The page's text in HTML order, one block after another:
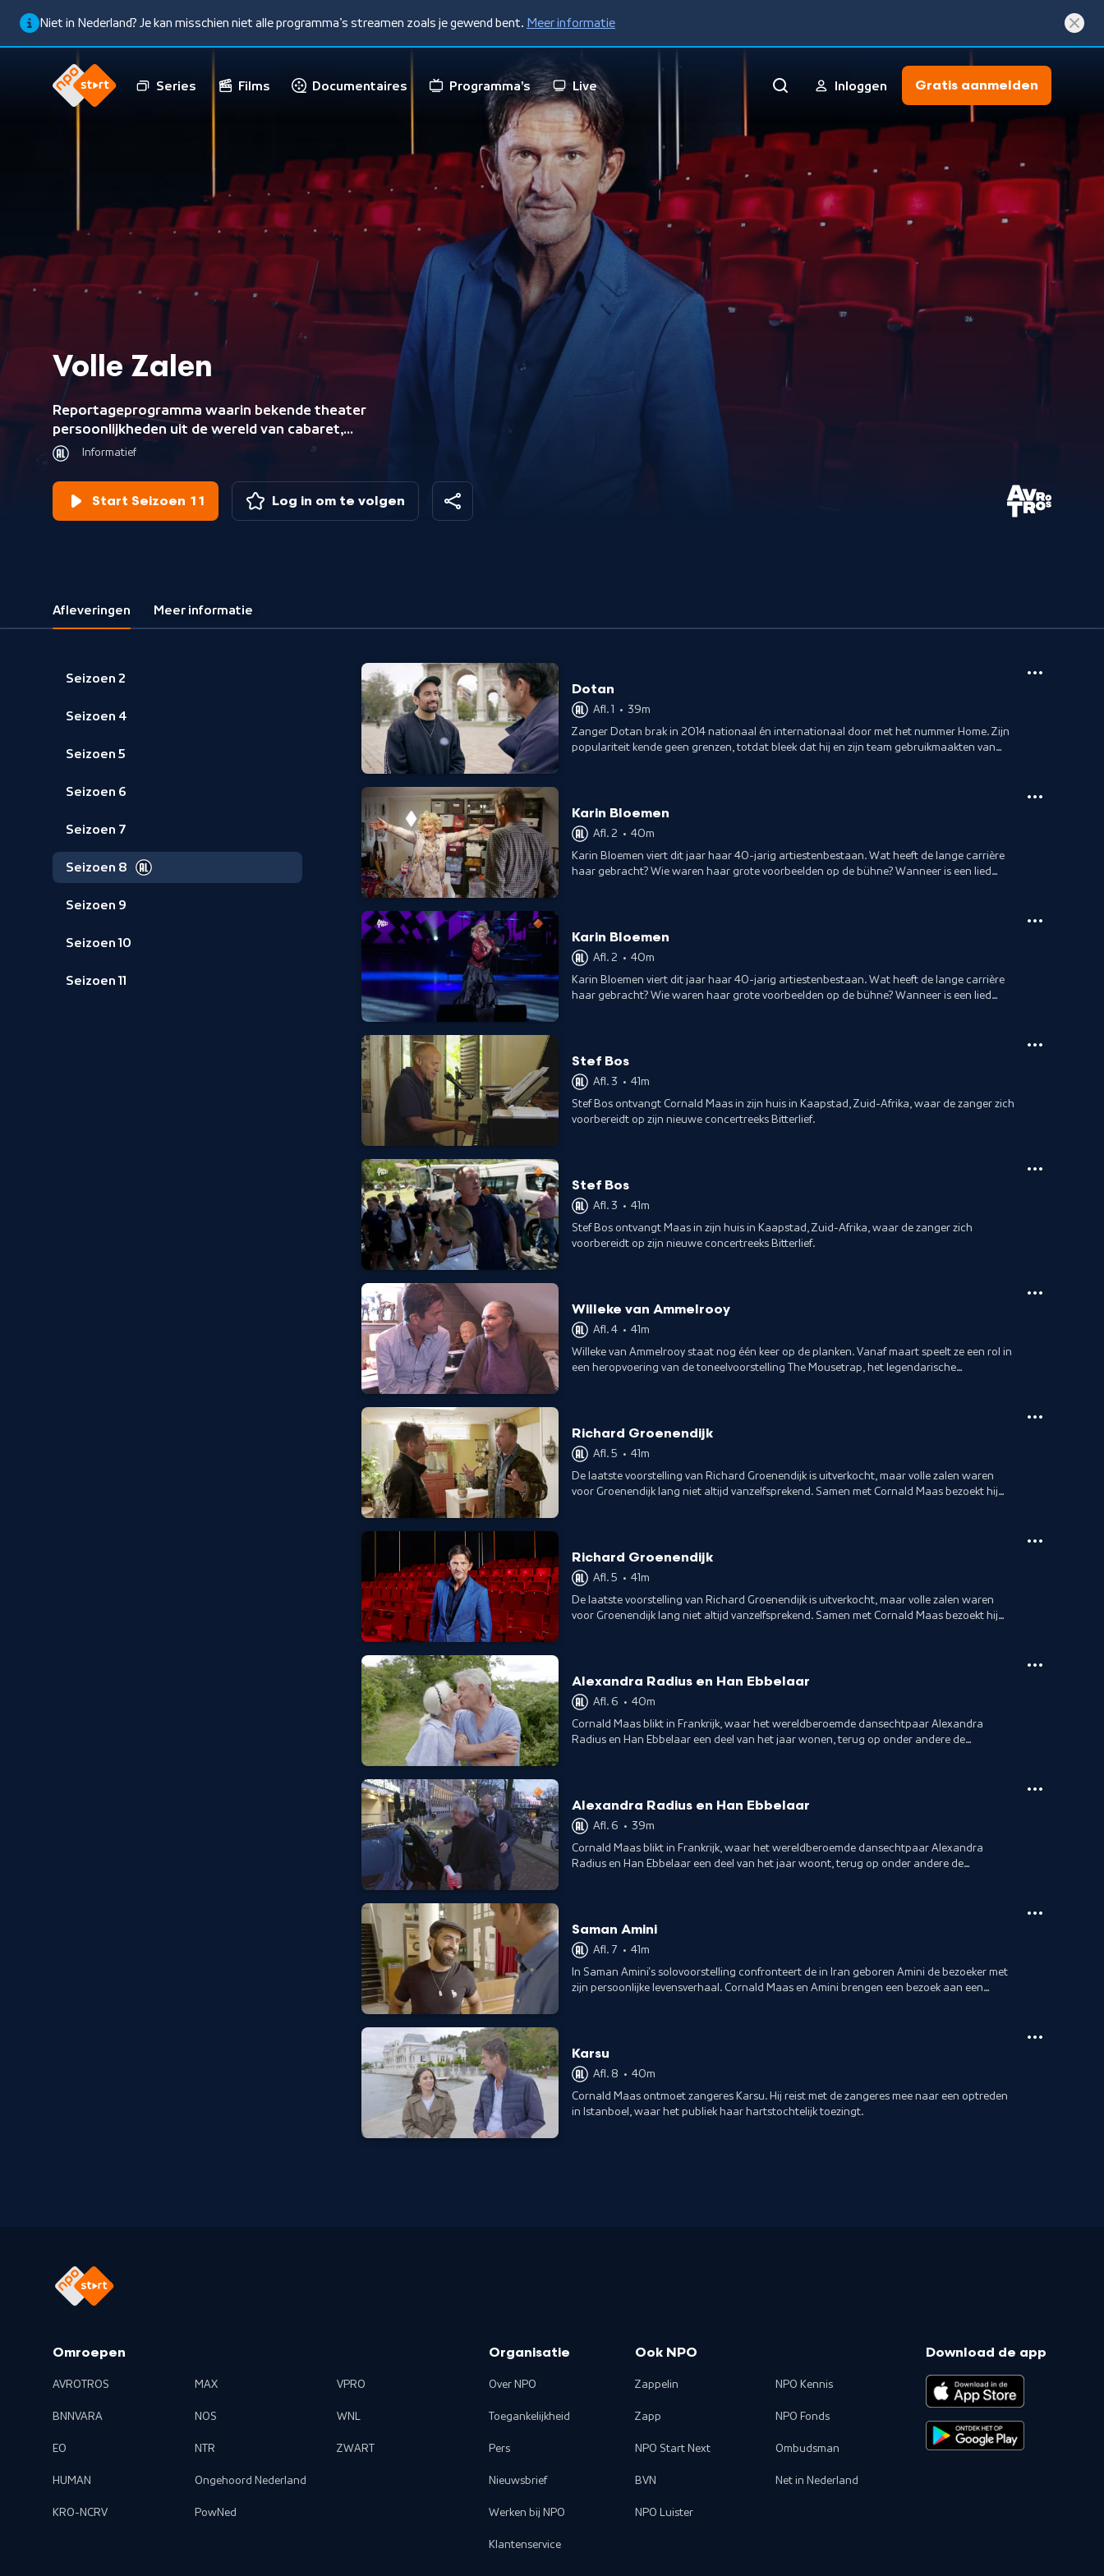
Niet in Nederland? Je kan misschien niet alle programma’s streamen zoals je gewend bent. Meer informatie
Series Films Documentaires Programma's Live Inloggen Gratis aanmelden
Volle Zalen
Reportageprogramma waarin bekende theater
persoonlijkheden uit de wereld van cabaret,
toneel en muziek op bijzondere wijze worden
geportretteerd. Presentatie: Cornald Maas.
Informatief
Start Seizoen 11 Log in om te volgen
Afleveringen Meer informatie
Seizoen 2
Seizoen 4
Seizoen 5
Seizoen 6
Seizoen 7
Seizoen 8
Seizoen 9
Seizoen 10
Seizoen 11
Dotan
Afl. 1 • 39m
Zanger Dotan brak in 2014 nationaal én internationaal door met het nummer Home. Zijn
populariteit kende geen grenzen, totdat bleek dat hij en zijn team gebruikmaakten van
Karin Bloemen
Afl. 2 • 40m
Karin Bloemen viert dit jaar haar 40-jarig artiestenbestaan. Wat heeft de lange carrière
haar gebracht? Wie waren haar grote voorbeelden op de bühne? Wanneer is een lied
Karin Bloemen
Afl. 2 • 40m
Karin Bloemen viert dit jaar haar 40-jarig artiestenbestaan. Wat heeft de lange carrière
haar gebracht? Wie waren haar grote voorbeelden op de bühne? Wanneer is een lied
Stef Bos
Afl. 3 • 41m
Stef Bos ontvangt Cornald Maas in zijn huis in Kaapstad, Zuid-Afrika, waar de zanger zich
voorbereidt op zijn nieuwe concertreeks Bitterlief.
Stef Bos
Afl. 3 • 41m
Stef Bos ontvangt Maas in zijn huis in Kaapstad, Zuid-Afrika, waar de zanger zich
voorbereidt op zijn nieuwe concertreeks Bitterlief.
Willeke van Ammelrooy
Afl. 4 • 41m
Willeke van Ammelrooy staat nog één keer op de planken. Vanaf maart speelt ze een rol in
een heropvoering van de toneelvoorstelling The Mousetrap, het legendarische
Richard Groenendijk
Afl. 5 • 41m
De laatste voorstelling van Richard Groenendijk is uitverkocht, maar volle zalen waren
voor Groenendijk lang niet altijd vanzelfsprekend. Samen met Cornald Maas bezoekt hij
Richard Groenendijk
Afl. 5 • 41m
De laatste voorstelling van Richard Groenendijk is uitverkocht, maar volle zalen waren
voor Groenendijk lang niet altijd vanzelfsprekend. Samen met Cornald Maas bezoekt hij
Alexandra Radius en Han Ebbelaar
Afl. 6 • 40m
Cornald Maas blikt in Frankrijk, waar het wereldberoemde dansechtpaar Alexandra
Radius en Han Ebbelaar een deel van het jaar wonen, terug op onder andere de
Alexandra Radius en Han Ebbelaar
Afl. 6 • 39m
Cornald Maas blikt in Frankrijk, waar het wereldberoemde dansechtpaar Alexandra
Radius en Han Ebbelaar een deel van het jaar woont, terug op onder andere de
Saman Amini
Afl. 7 • 41m
In Saman Amini's solovoorstelling confronteert de in Iran geboren Amini de bezoeker met
zijn persoonlijke levensverhaal. Cornald Maas en Amini brengen een bezoek aan een
Karsu
Afl. 8 • 40m
Cornald Maas ontmoet zangeres Karsu. Hij reist met de zangeres mee naar een optreden
in Istanboel, waar het publiek haar hartstochtelijk toezingt.
Omroepen
AVROTROS
BNNVARA
EO
HUMAN
KRO-NCRV
MAX
NOS
NTR
Ongehoord Nederland
PowNed
VPRO
WNL
ZWART
Organisatie
Over NPO
Toegankelijkheid
Pers
Nieuwsbrief
Werken bij NPO
Klantenservice
Ook NPO
Zappelin
Zapp
NPO Start Next
BVN
NPO Luister
NPO Kennis
NPO Fonds
Ombudsman
Net in Nederland
Download de app